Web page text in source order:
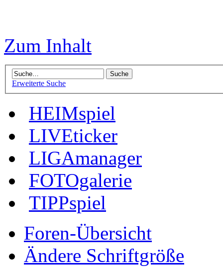
Zum Inhalt
Erweiterte Suche
HEIMspiel
LIVEticker
LIGAmanager
FOTOgalerie
TIPPspiel
Foren-Übersicht
Ändere Schriftgröße